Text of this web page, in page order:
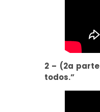
2 – (2a
todos.”